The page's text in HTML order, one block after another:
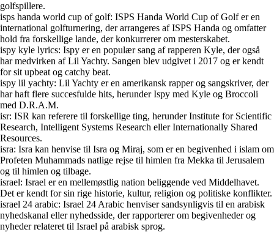
golfspillere.
isps handa world cup of golf: ISPS Handa World Cup of Golf er en
international golfturnering, der arrangeres af ISPS Handa og omfatter
hold fra forskellige lande, der konkurrerer om mesterskabet.
ispy kyle lyrics: Ispy er en populær sang af rapperen Kyle, der også
har medvirken af Lil Yachty. Sangen blev udgivet i 2017 og er kendt
for sit upbeat og catchy beat.
ispy lil yachty: Lil Yachty er en amerikansk rapper og sangskriver, der
har haft flere succesfulde hits, herunder Ispy med Kyle og Broccoli
med D.R.A.M.
isr: ISR kan referere til forskellige ting, herunder Institute for Scientific
Research, Intelligent Systems Research eller Internationally Shared
Resources.
isra: Isra kan henvise til Isra og Miraj, som er en begivenhed i islam om
Profeten Muhammads natlige rejse til himlen fra Mekka til Jerusalem
og til himlen og tilbage.
israel: Israel er en mellemøstlig nation beliggende ved Middelhavet.
Det er kendt for sin rige historie, kultur, religion og politiske konflikter.
israel 24 arabic: Israel 24 Arabic henviser sandsynligvis til en arabisk
nyhedskanal eller nyhedsside, der rapporterer om begivenheder og
nyheder relateret til Israel på arabisk sprog.